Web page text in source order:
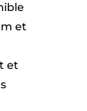
et
et